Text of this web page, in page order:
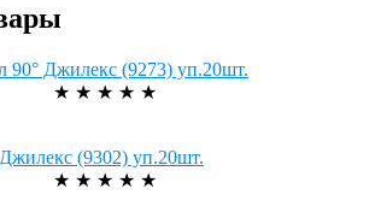
90° Джилекс (9273) уп.20шт.
★ ★ ★ ★ ★
(9302) уп.20шт.
★ ★ ★ ★ ★